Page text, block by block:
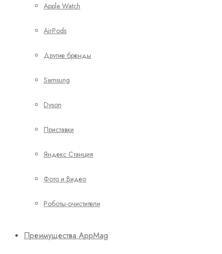
Apple Watch
AirPods
Другие бренды
Samsung
Dyson
Приставки
Яндекс Станция
Фото и Видео
Роботы-очистители
Преимущества AppMag